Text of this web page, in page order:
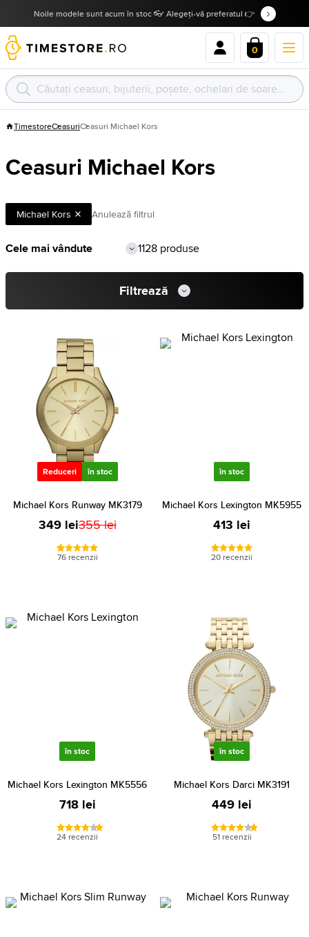
Noile modele sunt acum în stoc 👓 Alegeți-vă preferatul 👉
0
TimestoreCeasuriCeasuri Michael Kors
Ceasuri Michael Kors
Michael Kors Anulează filtrul
1128 produse
Filtrează
Reduceri în stoc
Michael Kors Runway MK3179
349 lei355 lei
76 recenzii
în stoc
Michael Kors Lexington MK5955
413 lei
20 recenzii
în stoc
Michael Kors Lexington MK5556
718 lei
24 recenzii
în stoc
Michael Kors Darci MK3191
449 lei
51 recenzii